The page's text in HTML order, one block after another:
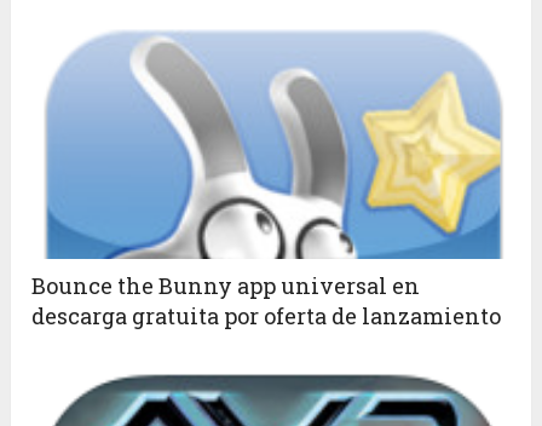
Bounce the Bunny app universal en
descarga gratuita por oferta de lanzamiento